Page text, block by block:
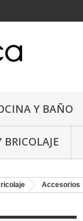
Y BAÑO
BRICOLAJE
Accesorios